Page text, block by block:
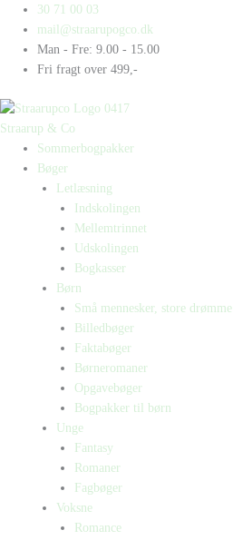
indholdet
30 71 00 03
mail@straarupogco.dk
Man - Fre: 9.00 - 15.00
Fri fragt over 499,-
Straarup & Co
Sommerbogpakker
Bøger
Letlæsning
Indskolingen
Mellemtrinnet
Udskolingen
Bogkasser
Børn
Små mennesker, store drømme
Billedbøger
Faktabøger
Børneromaner
Opgavebøger
Bogpakker til børn
Unge
Fantasy
Romaner
Fagbøger
Voksne
Romance
Products
search
Products
search